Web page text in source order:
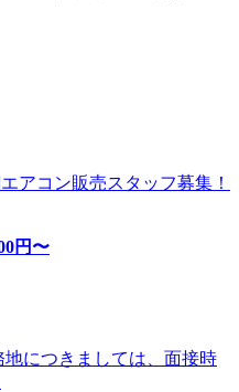
アコン販売スタッフ募集！
円〜
につきましては、面接時